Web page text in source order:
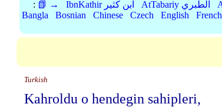
: 📗 → IbnKathir ابن كثير AtTabariy الطبري
Bangla
Bosnian Chinese Czech English French
Turkish
Kahroldu o hendegin sahipleri,